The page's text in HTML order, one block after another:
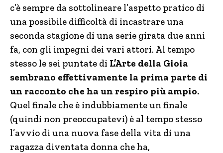
c’è sempre da sottolineare l’aspetto pratico di
una possibile difficoltà di incastrare una
seconda stagione di una serie girata due anni
fa, con gli impegni dei vari attori. Al tempo
stesso le sei puntate di L’Arte della Gioia
sembrano effettivamente la prima parte di
un racconto che ha un respiro più ampio.
Quel finale che è indubbiamente un finale
(quindi non preoccupatevi) è al tempo stesso
l’avvio di una nuova fase della vita di una
ragazza diventata donna che ha,